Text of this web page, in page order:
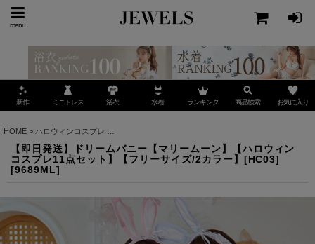
menu
新作 ミニドレス 浴衣 水着 ランキング 商品検索 お気に入り
HOME > ハロウィンコスプレ
【即日発送】ドリームバニー【マリームーン】【ハロウィン
コスプレ11点セット】【フリーサイズ/2カラー】[HC03]
[9689ML]